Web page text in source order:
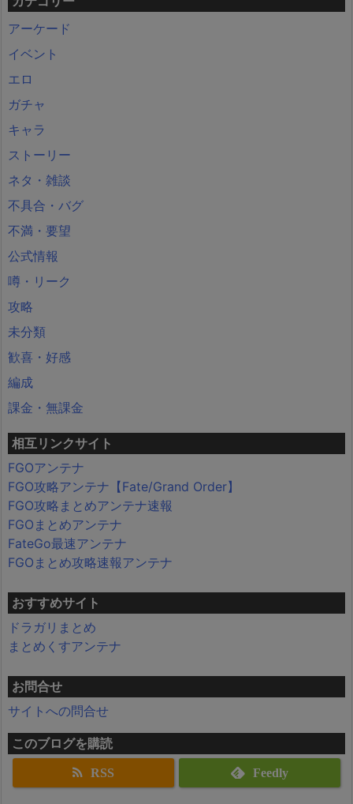
アーケード
イベント
エロ
ガチャ
キャラ
ストーリー
ネタ・雑談
不具合・バグ
不満・要望
公式情報
噂・リーク
攻略
未分類
歓喜・好感
編成
課金・無課金
相互リンクサイト
FGOアンテナ
FGO攻略アンテナ【Fate/Grand Order】
FGO攻略まとめアンテナ速報
FGOまとめアンテナ
FateGo最速アンテナ
FGOまとめ攻略速報アンテナ
おすすめサイト
ドラガリまとめ
まとめくすアンテナ
お問合せ
サイトへの問合せ
このブログを購読
RSS Feedly